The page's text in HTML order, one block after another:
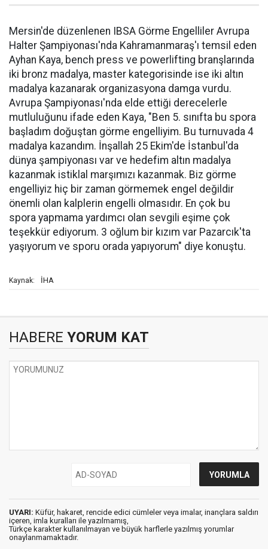
Mersin'de düzenlenen IBSA Görme Engelliler Avrupa
Halter Şampiyonası'nda Kahramanmaraş'ı temsil eden
Ayhan Kaya, bench press ve powerlifting branşlarında
iki bronz madalya, master kategorisinde ise iki altın
madalya kazanarak organizasyona damga vurdu.
Avrupa Şampiyonası'nda elde ettiği derecelerle
mutluluğunu ifade eden Kaya, "Ben 5. sınıfta bu spora
başladım doğuştan görme engelliyim. Bu turnuvada 4
madalya kazandım. İnşallah 25 Ekim'de İstanbul'da
dünya şampiyonası var ve hedefim altın madalya
kazanmak istiklal marşımızı kazanmak. Biz görme
engelliyiz hiç bir zaman görmemek engel değildir
önemli olan kalplerin engelli olmasıdır. En çok bu
spora yapmama yardımcı olan sevgili eşime çok
teşekkür ediyorum. 3 oğlum bir kızım var Pazarcık'ta
yaşıyorum ve sporu orada yapıyorum" diye konuştu.
Kaynak: İHA
HABERE YORUM KAT
UYARI: Küfür, hakaret, rencide edici cümleler veya imalar, inançlara saldırı
içeren, imla kuralları ile yazılmamış,
Türkçe karakter kullanılmayan ve büyük harflerle yazılmış yorumlar
onaylanmamaktadır.